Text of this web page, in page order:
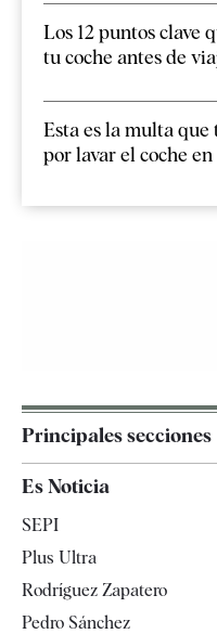
Los 12 puntos clave
tu coche antes de
Esta es la multa
por lavar el coche
Principales secciones
Televisión
Es Noticia
SEPI
Plus Ultra
Rodríguez Zapatero
Pedro Sánchez